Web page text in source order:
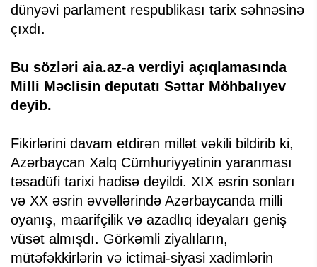
dünyəvi parlament respublikası tarix səhnəsinə
çıxdı.
Bu sözləri aia.az-a verdiyi açıqlamasında
Milli Məclisin deputatı Səttar Möhbalıyev
deyib.
Fikirlərini davam etdirən millət vəkili bildirib ki,
Azərbaycan Xalq Cümhuriyyətinin yaranması
təsadüfi tarixi hadisə deyildi. XIX əsrin sonları
və XX əsrin əvvəllərində Azərbaycanda milli
oyanış, maarifçilik və azadlıq ideyaları geniş
vüsət almışdı. Görkəmli ziyalıların,
mütəfəkkirlərin və ictimai-siyasi xadimlərin